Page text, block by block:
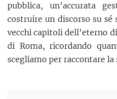
pubblica, un’accurata
costruire un discorso su sé
vecchi capitoli dell’eterno
di Roma, ricordando
scegliamo per raccontare la